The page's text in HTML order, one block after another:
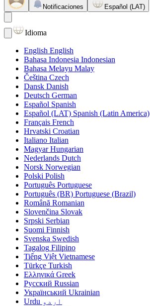
Notificaciones Español (LAT)
Idioma
English English
Bahasa Indonesia Indonesian
Bahasa Melayu Malay
Čeština Czech
Dansk Danish
Deutsch German
Español Spanish
Español (LAT) Spanish (Latin America)
Français French
Hrvatski Croatian
Italiano Italian
Magyar Hungarian
Nederlands Dutch
Norsk Norwegian
Polski Polish
Português Portuguese
Português (BR) Portuguese (Brazil)
Română Romanian
Slovenčina Slovak
Srpski Serbian
Suomi Finnish
Svenska Swedish
Tagalog Filipino
Tiếng Việt Vietnamese
Türkçe Turkish
Ελληνικά Greek
Русский Russian
Український Ukrainian
اردو Urdu